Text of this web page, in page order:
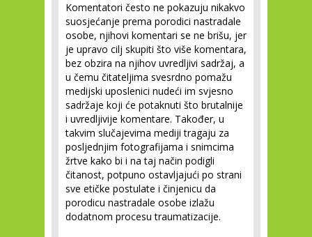
Komentatori često ne pokazuju nikakvo
suosjećanje prema porodici nastradale
osobe, njihovi komentari se ne brišu, jer
je upravo cilj skupiti što više komentara,
bez obzira na njihov uvredljivi sadržaj, a
u čemu čitateljima svesrdno pomažu
medijski uposlenici nudeći im svjesno
sadržaje koji će potaknuti što brutalnije
i uvredljivije komentare. Također, u
takvim slučajevima mediji tragaju za
posljednjim fotografijama i snimcima
žrtve kako bi i na taj način podigli
čitanost, potpuno ostavljajući po strani
sve etičke postulate i činjenicu da
porodicu nastradale osobe izlažu
dodatnom procesu traumatizacije.